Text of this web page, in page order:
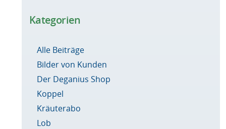
Kategorien
Alle Beiträge
Bilder von Kunden
Der Deganius Shop
Koppel
Kräuterabo
Lob